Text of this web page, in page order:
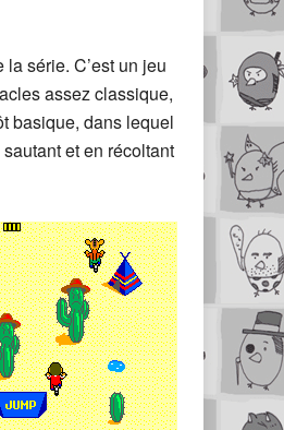
série. C’est un jeu
assez classique,
basique, dans lequel
et en récoltant